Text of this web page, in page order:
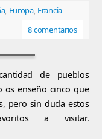
, Europa, Francia
8 comentarios
de pueblos
os enseño cinco que
pero sin duda estos
a visitar.